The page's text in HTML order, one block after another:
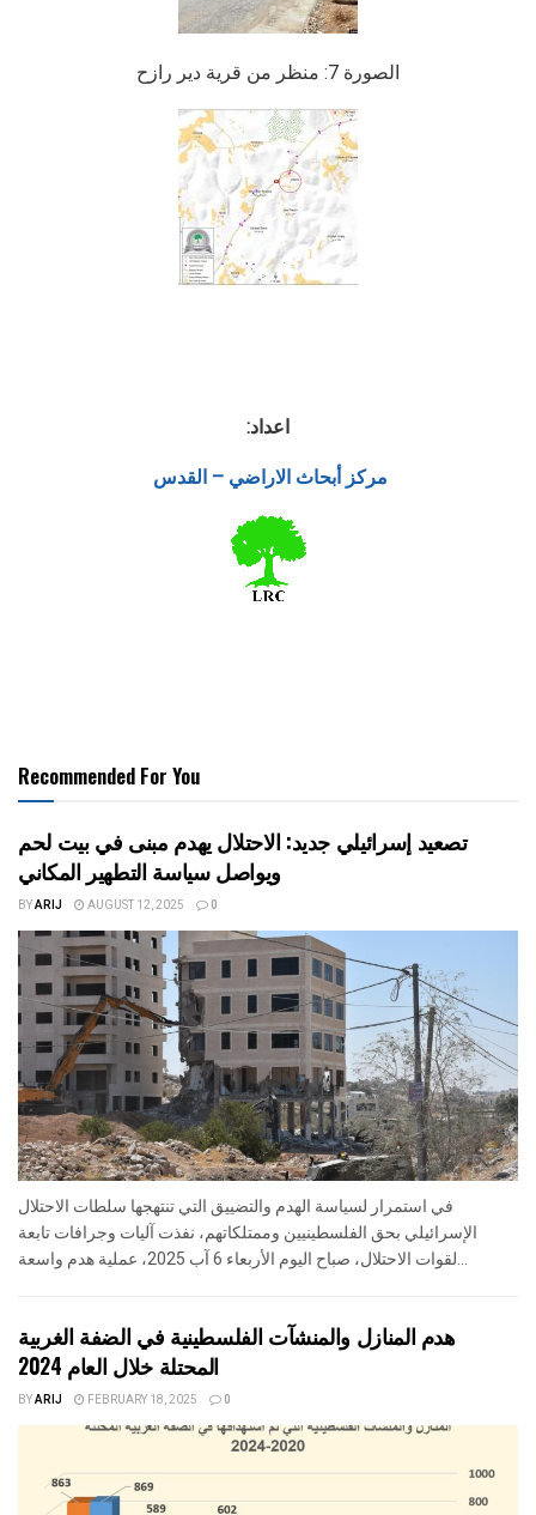
الصورة 7: منظر من قرية دير رازح
اعداد:
مركز أبحاث الاراضي – القدس
Recommended For You
تصعيد إسرائيلي جديد: الاحتلال يهدم مبنى في بيت لحم
ويواصل سياسة التطهير المكاني
BYARIJ AUGUST 12, 2025 0
في استمرار لسياسة الهدم والتضييق التي تنتهجها سلطات الاحتلال
الإسرائيلي بحق الفلسطينيين وممتلكاتهم، نفذت آليات وجرافات تابعة
لقوات الاحتلال، صباح اليوم الأربعاء 6 آب 2025، عملية هدم واسعة...
هدم المنازل والمنشآت الفلسطينية في الضفة الغربية
المحتلة خلال العام 2024
BYARIJ FEBRUARY 18, 2025 0